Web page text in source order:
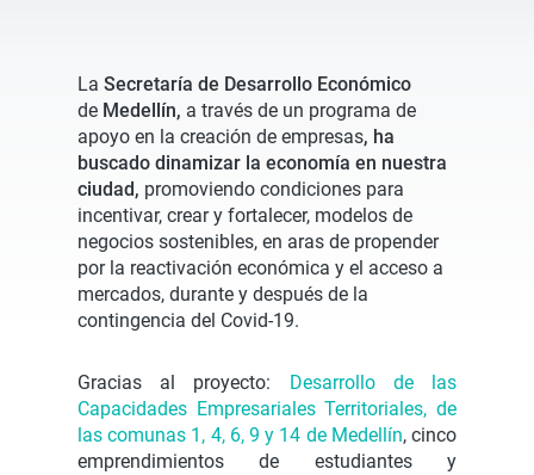
La Secretaría de Desarrollo Económico
de Medellín, a través de un programa de
apoyo en la creación de empresas, ha
buscado dinamizar la economía en nuestra
ciudad, promoviendo condiciones para
incentivar, crear y fortalecer, modelos de
negocios sostenibles, en aras de propender
por la reactivación económica y el acceso a
mercados, durante y después de la
contingencia del Covid-19.
Gracias al proyecto: Desarrollo de las
Capacidades Empresariales Territoriales, de
las comunas 1, 4, 6, 9 y 14 de Medellín, cinco
emprendimientos de estudiantes y